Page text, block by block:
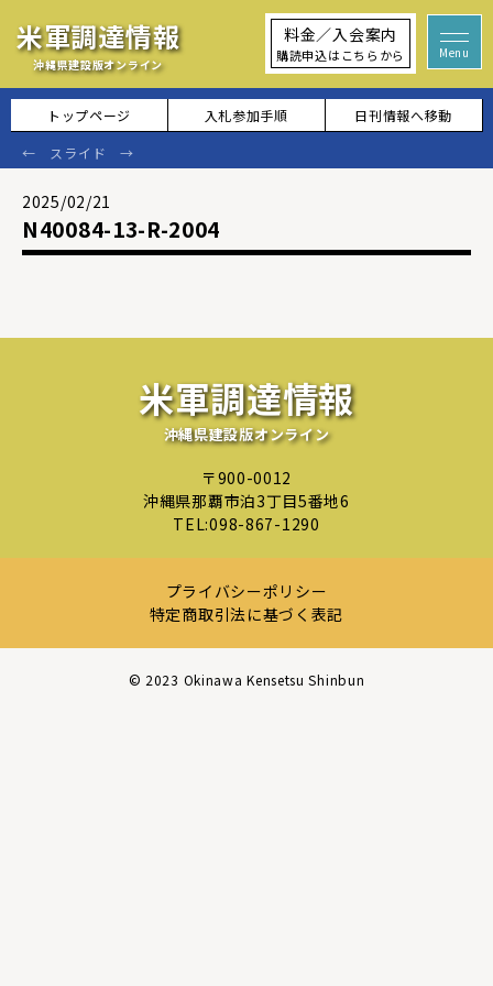
米軍調達情報
沖縄県建設版オンライン
料金／入会案内
購読申込はこちらから
トップページ 入札参加手順 日刊情報へ移動
2025/02/21
N40084-13-R-2004
米軍調達情報
沖縄県建設版オンライン
〒900-0012
沖縄県那覇市泊3丁目5番地6
TEL:098-867-1290
プライバシーポリシー
特定商取引法に基づく表記
©︎ 2023 Okinawa Kensetsu Shinbun